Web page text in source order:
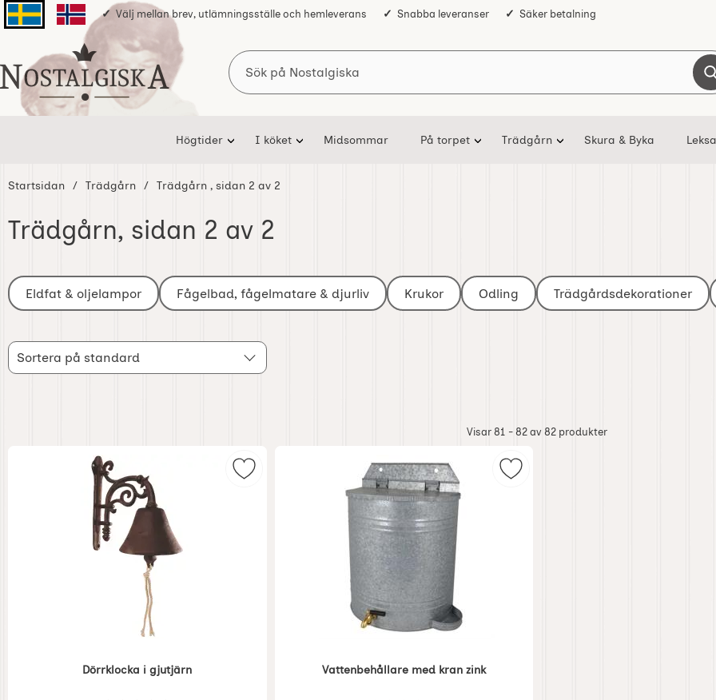
Svenska sidanNorska sidan
Välj mellan brev, utlämningsställe och hemleverans Snabba leveranser Säker betalning
Startsidan för Nostalgiska
Sök
Högtider I köket Midsommar På torpet Trädgårn Skura & Byka
Startsidan Trädgårn Trädgårn , sidan 2 av 2
Trädgårn, sidan 2 av 2
Hoppa
till
produkter
Underkategorier
Eldfat & oljelampor Fågelbad, fågelmatare & djurliv Krukor Odling Trädgårdsdekorationer
Hoppa
över
filtersektionen
Filtrera & sortera
Sortera
Sortera på standard
Visar 81 - 82 av 82 produkter
produktlista
Dörrklocka i gjutjärn
Markera dörrklocka i gjutjärn som favorit
Vattenbehållare med kran zink
Markera vattenbehållare med